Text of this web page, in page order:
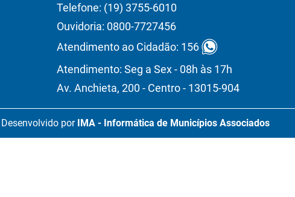
Telefone: (19) 3755-6010
Ouvidoria: 0800-7727456
Atendimento ao Cidadão: 156
Atendimento: Seg a Sex - 08h às 17h
Av. Anchieta, 200 - Centro - 13015-904
Desenvolvido por IMA - Informática de Municípios Associados